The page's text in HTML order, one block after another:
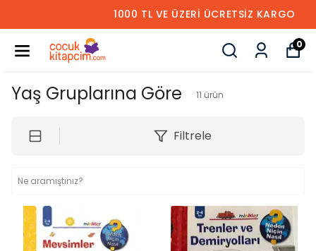
1000 TL VE ÜZERİ ÜCRETSİZ KARGO
0
Yaş Gruplarına Göre 11 ürün
Filtrele